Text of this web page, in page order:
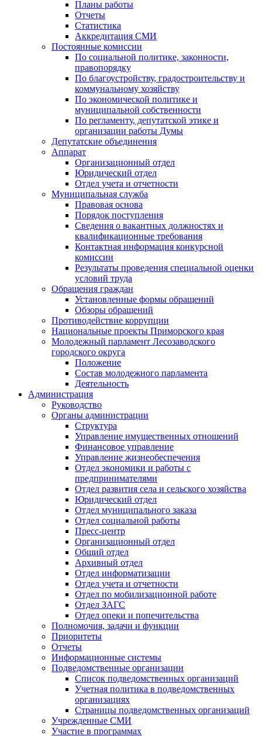
Планы работы
Отчеты
Статистика
Аккредитация СМИ
Постоянные комиссии
По социальной политике, законности,
правопорядку
По благоустройству, градостроительству и
коммунальному хозяйству
По экономической политике и
муниципальной собственности
По регламенту, депутатской этике и
организации работы Думы
Депутатские объединения
Аппарат
Организационный отдел
Юридический отдел
Отдел учета и отчетности
Муниципальная служба
Правовая основа
Порядок поступления
Сведения о вакантных должностях и
квалификационные требования
Контактная информация конкурсной
комиссии
Результаты проведения специальной оценки
условий труда
Обращения граждан
Установленные формы обращений
Обзоры обращений
Противодействие коррупции
Национальные проекты Приморского края
Молодежный парламент Лесозаводского
городского округа
Положение
Состав молодежного парламента
Деятельность
Администрация
Руководство
Органы администрации
Структура
Управление имущественных отношений
Финансовое управление
Управление жизнеобеспечения
Отдел экономики и работы с
предпринимателями
Отдел развития села и сельского хозяйства
Юридический отдел
Отдел муниципального заказа
Отдел социальной работы
Пресс-центр
Организационный отдел
Общий отдел
Архивный отдел
Отдел информатизации
Отдел учета и отчетности
Отдел по мобилизационной работе
Отдел ЗАГС
Отдел опеки и попечительства
Полномочия, задачи и функции
Приоритеты
Отчеты
Информационные системы
Подведомственные организации
Список подведомственных организаций
Учетная политика в подведомственных
организациях
Страницы подведомственных организаций
Учрежденные СМИ
Участие в программах